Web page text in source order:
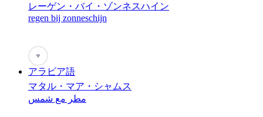
レーゲン・バイ・ゾンネスハイン
regen bij zonneschijn
♥
アラビア語
マタル・マア・シャムス
مطر مع شمس